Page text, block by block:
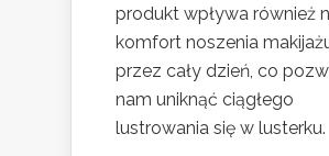
produkt wpływa również
komfort noszenia
przez cały dzień, co
nam uniknąć ciągłego
lustrowania się w lusterku.